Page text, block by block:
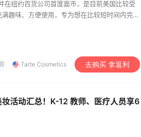
纽约百货公司首度面市，是目前美国比较受
趣味、方便使用，专为想在比较短时间内完成
Tarte Cosmetics 去购买 拿返利
活动汇总！K-12 教师、医疗人员享6